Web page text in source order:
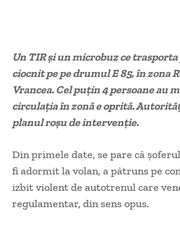
Un TIR și un microbuz ce trasporta
ciocnit pe pe drumul E 85, în zona
Vrancea. Cel puțin 4 persoane au
circulația în zonă e oprită.
planul roșu de intervenție.
Din primele date, se pare că
fi adormit la volan, a pătruns pe
izbit violent de autotrenul care
regulamentar, din sens opus.